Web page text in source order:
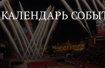
КАЛЕНДАРЬ